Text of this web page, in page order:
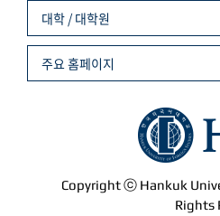
Copyright ⓒ Hankuk
Rights
대학 / 대학원
주요 홈페이지